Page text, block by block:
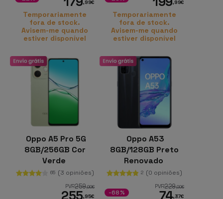
,99€
Temporariamente
fora de stock.
Avisem-me quando
estiver disponível
,99€
Temporariamente
fora de stock.
Avisem-me quando
estiver disponível
Oppo A5 Pro 5G
8GB/256GB Cor
Verde
65 (3 opiniões)
PVR259,99€
255,95€
Oppo A53
8GB/128GB Preto
Renovado
2 (0 opiniões)
PVR229,00€
74,37€
-68%